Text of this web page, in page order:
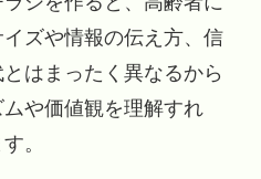
ズや情報の伝え方、信
はまったく異なるから
や価値観を理解すれ
。